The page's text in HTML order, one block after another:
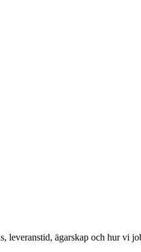
leveranstid, ägarskap och hur vi